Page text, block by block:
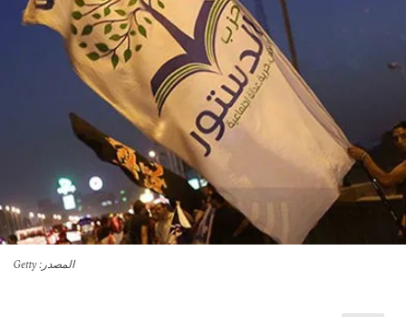
المصدر : Getty